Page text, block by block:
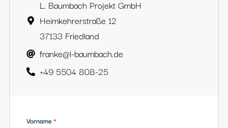
Ihr direkter Draht zu unserem Team – schnell,
unkompliziert und persönlich.
L. Baumbach Projekt GmbH
37133 Friedland
+49 5504 808-25